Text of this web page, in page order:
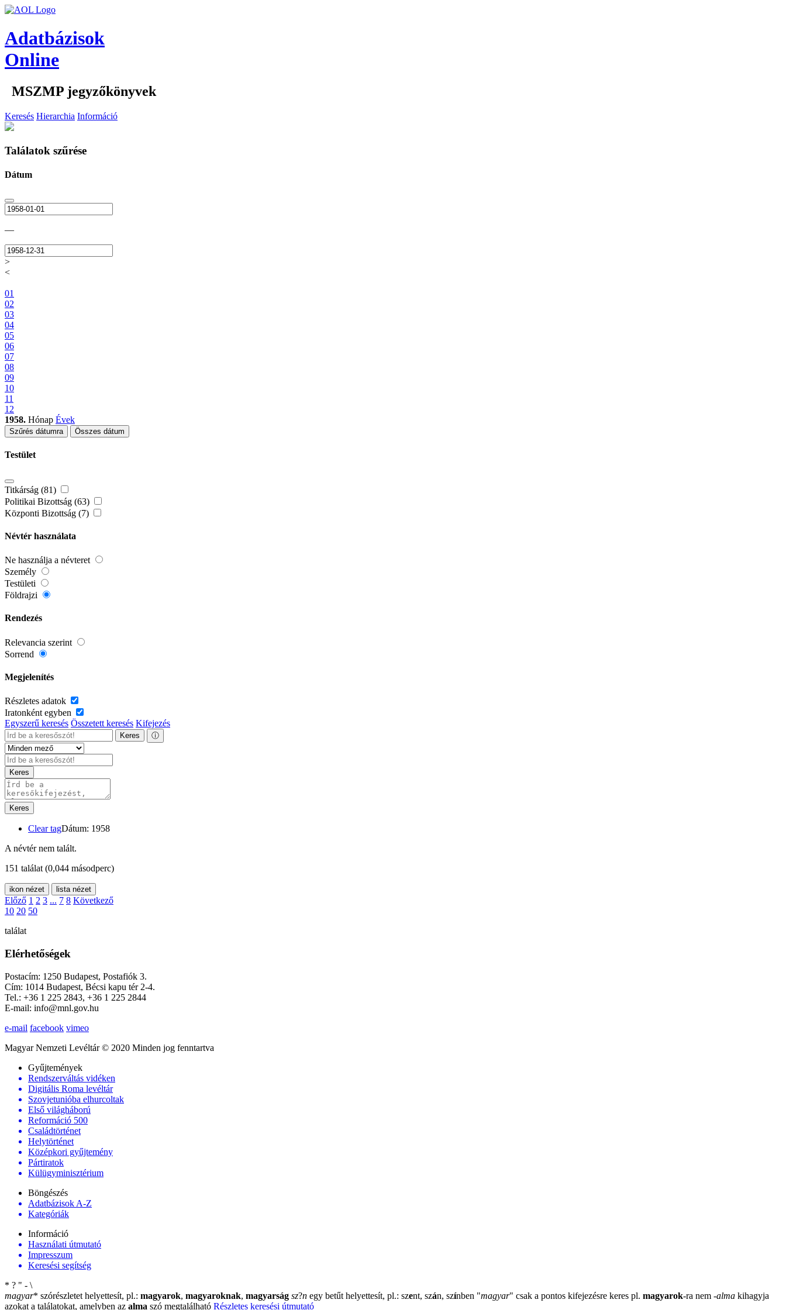
Adatbázisok
Online
MSZMP jegyzőkönyvek
Keresés Hierarchia Információ
Találatok szűrése
Dátum
—
>
<
01
02
03
04
05
06
07
08
09
10
11
12
1958. Hónap Évek
Szűrés dátumra Összes dátum
Testület
Titkárság (81)
Politikai Bizottság (63)
Központi Bizottság (7)
Névtér használata
Ne használja a névteret
Személy
Testületi
Földrajzi
Rendezés
Relevancia szerint
Sorrend
Megjelenítés
Részletes adatok
Iratonként egyben
Egyszerű keresés Összetett keresés Kifejezés
Keres ⓘ
Keres
Keres
Clear tagDátum: 1958
A névtér nem talált.
151 találat (0,044 másodperc)
ikon nézet lista nézet
Előző 1 2 3 ... 7 8 Következő
10 20 50
találat
Elérhetőségek
Postacím: 1250 Budapest, Postafiók 3.
Cím: 1014 Budapest, Bécsi kapu tér 2-4.
Tel.: +36 1 225 2843, +36 1 225 2844
E-mail: info@mnl.gov.hu
e-mail facebook vimeo
Magyar Nemzeti Levéltár © 2020 Minden jog fenntartva
Gyűjtemények
Rendszerváltás vidéken
Digitális Roma levéltár
Szovjetunióba elhurcoltak
Első világháború
Reformáció 500
Családtörténet
Helytörténet
Középkori gyűjtemény
Pártiratok
Külügyminisztérium
Böngészés
Adatbázisok A-Z
Kategóriák
Információ
Használati útmutató
Impresszum
Keresési segítség
* ? " - \
magyar* szórészletet helyettesít, pl.: magyarok, magyaroknak, magyarság sz?n egy betűt helyettesít, pl.: szent, szán, színben "magyar" csak a pontos kifejezésre keres pl. magyarok-ra nem -alma kihagyja
azokat a találatokat, amelyben az alma szó megtalálható Részletes keresési útmutató